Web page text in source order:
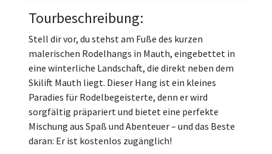
Tourbeschreibung:
Stell dir vor, du stehst am Fuße des kurzen
malerischen Rodelhangs in Mauth, eingebettet in
eine winterliche Landschaft, die direkt neben dem
Skilift Mauth liegt. Dieser Hang ist ein kleines
Paradies für Rodelbegeisterte, denn er wird
sorgfältig präpariert und bietet eine perfekte
Mischung aus Spaß und Abenteuer – und das Beste
daran: Er ist kostenlos zugänglich!